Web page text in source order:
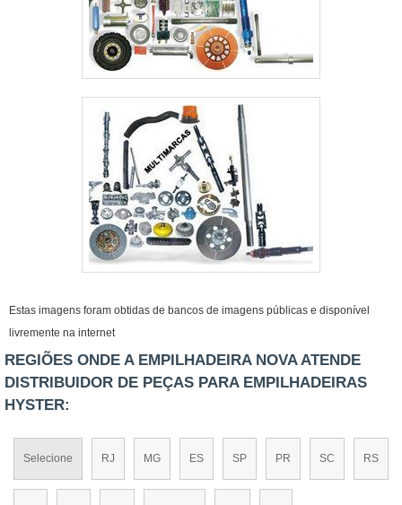
Estas imagens foram obtidas de bancos de imagens públicas e disponível
livremente na internet
REGIÕES ONDE A EMPILHADEIRA NOVA ATENDE
DISTRIBUIDOR DE PEÇAS PARA EMPILHADEIRAS
HYSTER:
Selecione RJ MG ES SP PR SC RS